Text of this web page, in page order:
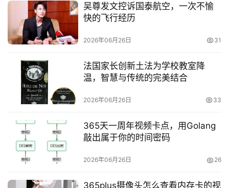
吴尊发文控诉国泰航空，一次不愉
快的飞行经历
2026年06月26日 31
法国家长创新土法为学校教室降
温，智慧与传统的完美结合
2026年06月26日 33
365天一周年视频卡点，用Golang
敲出属于你的时间密码
2026年06月26日 26
365plus摄像头怎么查看内存卡的视